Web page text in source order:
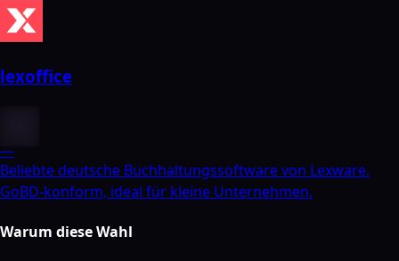
lexoffice
—
Beliebte deutsche Buchhaltungssoftware von Lexware.
GoBD-konform, ideal für kleine Unternehmen.
Warum diese Wahl